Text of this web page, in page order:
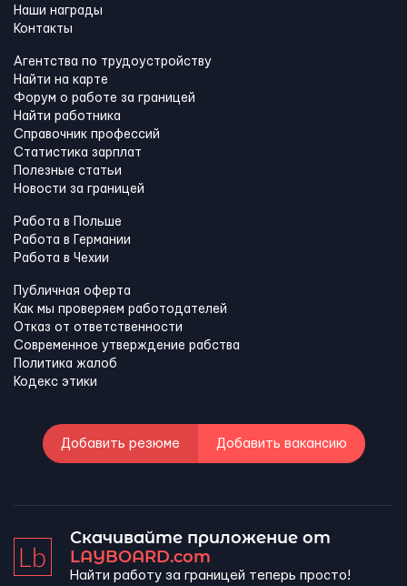
Наши награды
Контакты
Агентства по трудоустройству
Найти на карте
Форум о работе за границей
Найти работника
Справочник профессий
Статистика зарплат
Полезные статьи
Новости за границей
Работа в Польше
Работа в Германии
Работа в Чехии
Публичная оферта
Как мы проверяем работодателей
Отказ от ответственности
Современное утверждение рабства
Политика жалоб
Кодекс этики
Добавить резюме Добавить вакансию
Скачивайте приложение от
LAYBOARD.com
Найти работу за границей теперь просто!